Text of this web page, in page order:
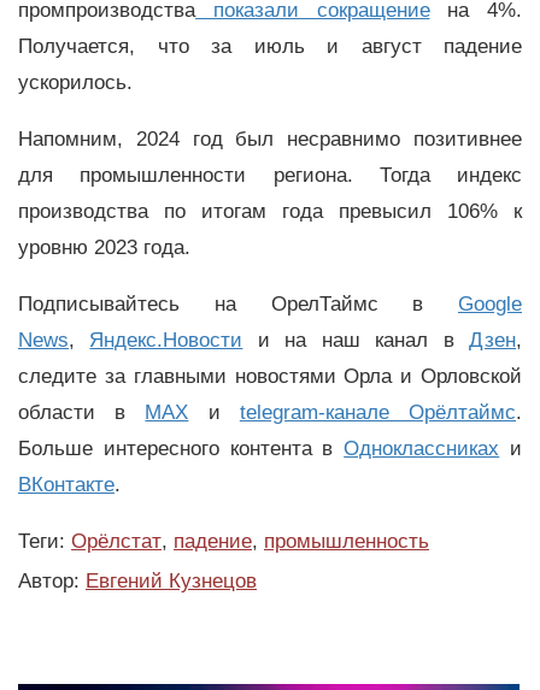
промпроизводствапоказали сокращениена 4%.
Получается, что за июль и август падение
ускорилось.
Напомним, 2024 год был несравнимо позитивнее
для промышленности региона. Тогда индекс
производства по итогам года превысил 106% к
уровню 2023 года.
Подписывайтесь на ОрелТаймс в Google
News, Яндекс.Новости и на наш канал вДзен,
следите за главными новостями Орла и Орловской
области в MAX и telegram-канале Орёлтаймс.
Больше интересного контента вОдноклассниках и
ВКонтакте.
Теги: Орёлстат, падение, промышленность
Автор: Евгений Кузнецов